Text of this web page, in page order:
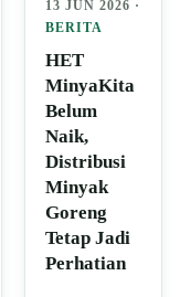
13 JUN 2026 ·
BERITA
HET
MinyaKita
Belum
Naik,
Distribusi
Minyak
Goreng
Tetap Jadi
Perhatian